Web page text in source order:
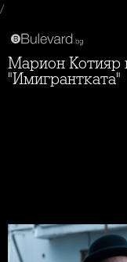
/
Марион Котияр и Хоакин Финикс в
"Имигрантката"